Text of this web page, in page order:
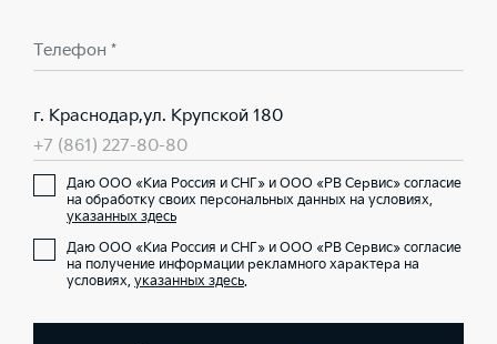
Телефон *
г. Краснодар,ул. Крупской 180
+7 (861) 227-80-80
Даю ООО «Киа Россия и СНГ» и ООО «РВ Сервис» согласие
на обработку своих персональных данных на условиях,
указанных здесь
Даю ООО «Киа Россия и СНГ» и ООО «РВ Сервис» согласие
на получение информации рекламного характера на
условиях, указанных здесь.